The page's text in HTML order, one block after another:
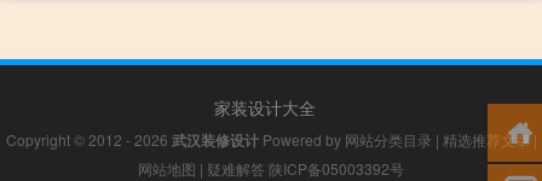
家装设计大全
Copyright © 2012 - 2026 武汉装修设计Powered by 网站分类目录 | 精选推荐文章|
网站地图 | 疑难解答 陕ICP备05003392号